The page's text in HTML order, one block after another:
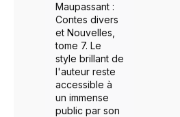
Maupassant :
Contes divers
et Nouvelles,
tome 7. Le
style brillant de
l'auteur reste
accessible à
un immense
public par son